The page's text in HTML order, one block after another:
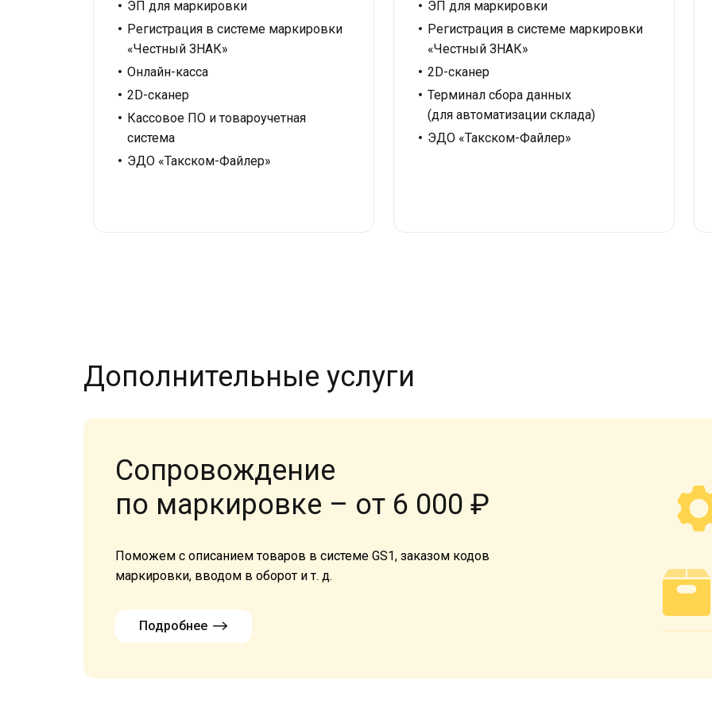
ЭП для маркировки
Регистрация в системе маркировки
«Честный ЗНАК»
Онлайн-касса
2D-сканер
Кассовое ПО и товароучетная
система
ЭДО «Такском-Файлер»
ЭП для маркировки
Регистрация в системе маркировки
«Честный ЗНАК»
2D-сканер
Терминал сбора данных
(для автоматизации склада)
ЭДО «Такском-Файлер»
Дополнительные услуги
Сопровождение
по маркировке – от 6 000 ₽
Поможем с описанием товаров в системе GS1, заказом кодов
маркировки, вводом в оборот и т. д.
Подробнее